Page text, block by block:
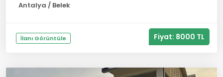
Antalya / Belek
İlanı Görüntüle Fiyat: 8000 TL